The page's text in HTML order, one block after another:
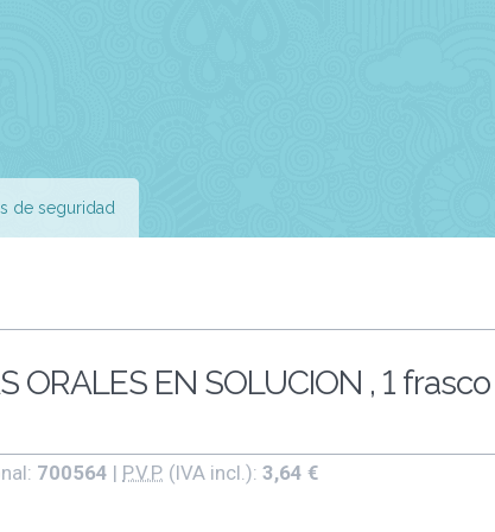
de seguridad
EN SOLUCION , 1
700564 | P.V.P. (IVA incl.): 3,64 €